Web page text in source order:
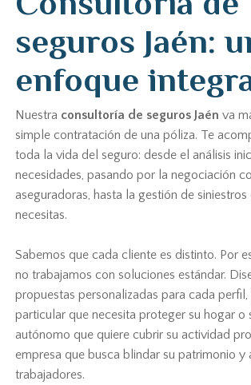
seguros Jaén:
enfoque
Nuestra consultoría de seguros Jaén va
simple contratación de una póliza. Te
toda la vida del seguro: desde el análisis
necesidades, pasando por la negociación
aseguradoras, hasta la gestión de
necesitas.
Sabemos que cada cliente es distinto. Por
no trabajamos con soluciones estándar.
propuestas personalizadas para cada perfil,
particular que necesita proteger su hogar o
autónomo que quiere cubrir su actividad
empresa que busca blindar su patrimonio y
trabajadores.